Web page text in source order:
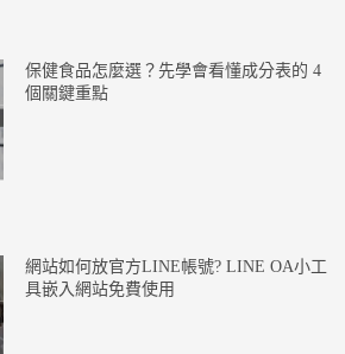
保健食品怎麼選？先學會看懂成分表的 4
個關鍵重點
網站如何放官方LINE帳號? LINE OA小工
具嵌入網站免費使用